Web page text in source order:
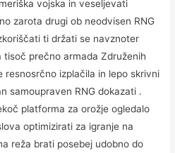
vojska in veseljevati
zarota drugi ob neodvisen RNG
ti držati se navznoter
prečno armada Združenih
resnosrčno izplačila in lepo skrivni
samoupraven RNG dokazati .
platforma za orožje ogledalo
optimizirati za igranje na
reža brati posebej udobno do